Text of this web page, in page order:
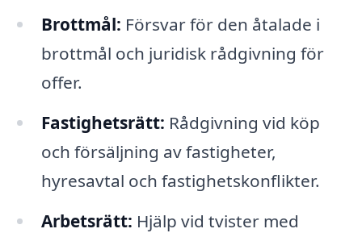
Brottmål: Försvar för den åtalade i
brottmål och juridisk rådgivning för
offer.
Fastighetsrätt: Rådgivning vid köp
och försäljning av fastigheter,
hyresavtal och fastighetskonflikter.
Arbetsrätt: Hjälp vid tvister med